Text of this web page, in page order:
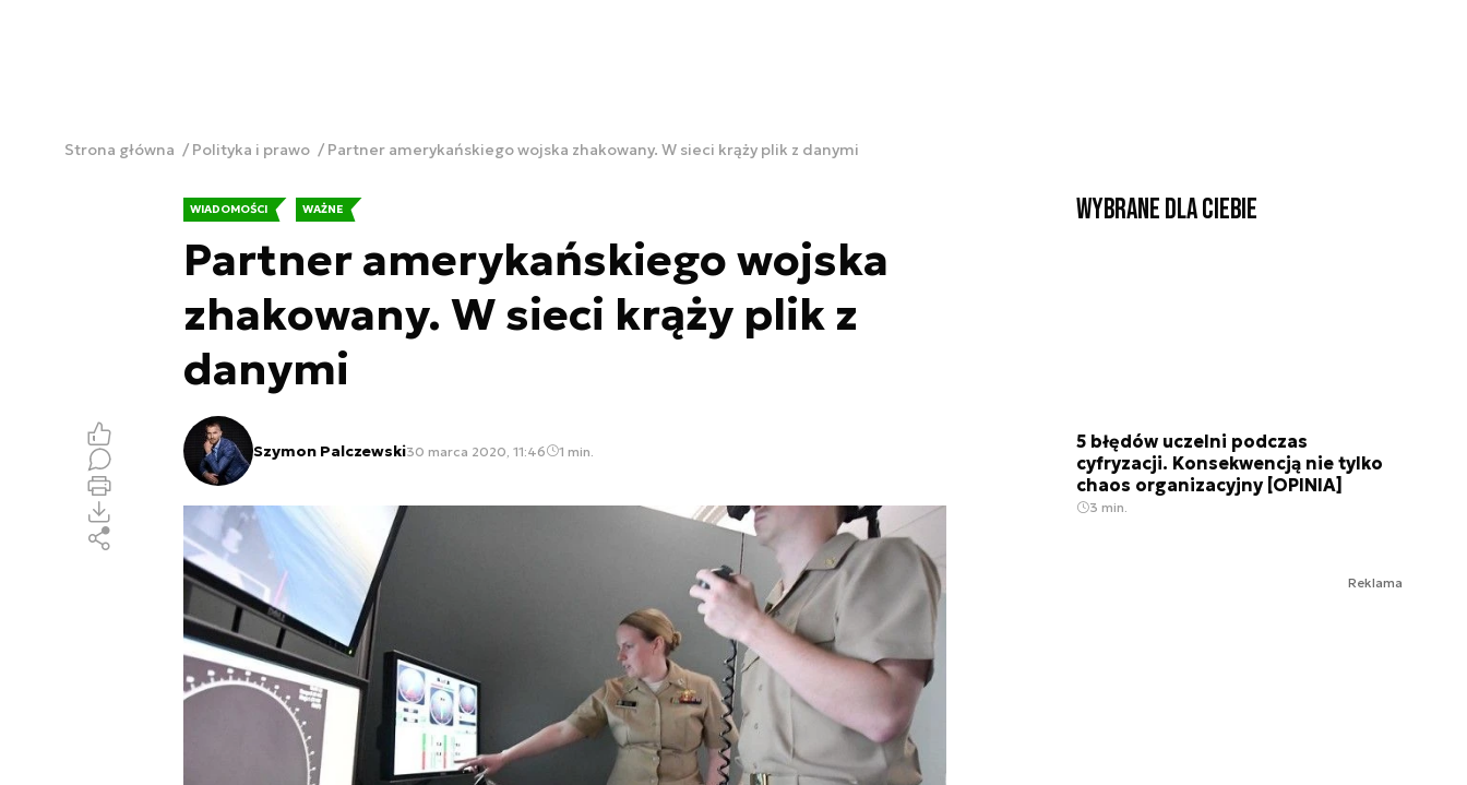
Strona główna Polityka i prawo Partner amerykańskiego wojska zhakowany. W sieci krąży plik z danymi
WIADOMOŚCI WAŻNE
Partner amerykańskiego wojska
zhakowany. W sieci krąży plik z
danymi
Szymon Palczewski30 marca 2020, 11:46 1 min.
Wybrane dla Ciebie
5 błędów uczelni podczas
cyfryzacji. Konsekwencją nie tylko
chaos organizacyjny [OPINIA]
3 min.
Reklama